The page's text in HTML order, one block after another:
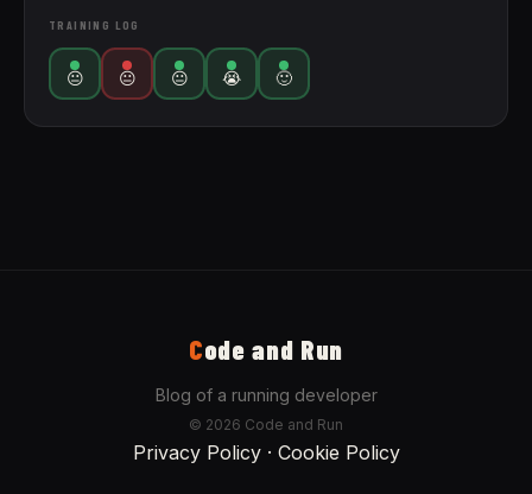
TRAINING LOG
😐 😐 😐 😭 🙂
Code and Run
Blog of a running developer
© 2026 Code and Run
Privacy Policy· Cookie Policy